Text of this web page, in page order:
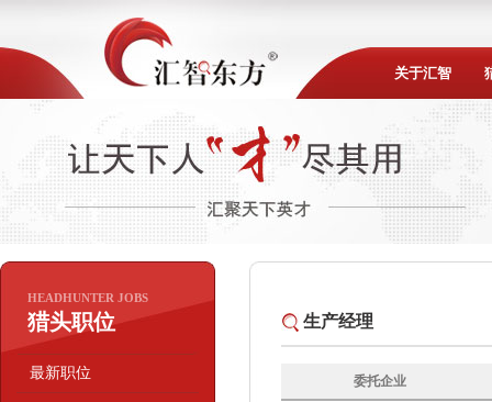
关于汇智
HEADHUNTER JOBS
猎头职位
最新职位
生产经理
委托企业